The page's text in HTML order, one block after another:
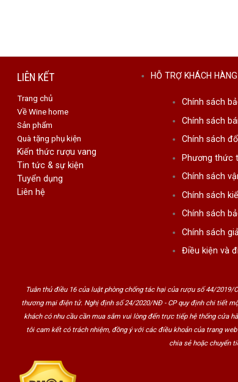
LIÊN KẾT
Trang chủ
Về Wine home
Sản phẩm
Quà tặng phụ kiện
Kiến thức rượu vang
Tin tức & sự kiện
Tuyển dụng
Liên hệ
HỖ TRỢ KHÁCH HÀNG
Chính sách
Chính sách
Chính sách
Phương thức
Chính sách
Chính sách
Chính sách
Chính sách
Điều kiện và
Tuân thủ điều 16 của luật phòng chống tác hại của rượu số 44/
thương mại điện tử. Nghị định số 24/2020/NĐ - CP quy định chi tiết
khách có nhu cầu cần mua sắm vui lòng đến trực tiếp hệ thống cửa
tôi cam kết có trách nhiệm, đồng ý với các điều khoản của trang
chia sẻ hoặc chuyển